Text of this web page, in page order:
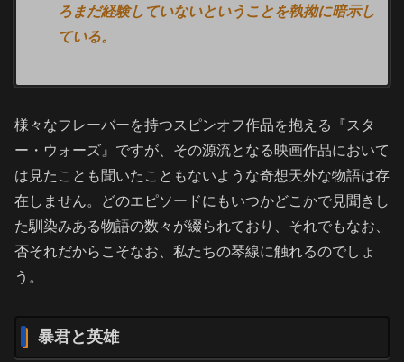
ろまだ経験していないということを執拗に暗示し
ている。
様々なフレーバーを持つスピンオフ作品を抱える『スタ
ー・ウォーズ』ですが、その源流となる映画作品において
は見たことも聞いたこともないような奇想天外な物語は存
在しません。どのエピソードにもいつかどこかで見聞きし
た馴染みある物語の数々が綴られており、それでもなお、
否それだからこそなお、私たちの琴線に触れるのでしょ
う。
暴君と英雄